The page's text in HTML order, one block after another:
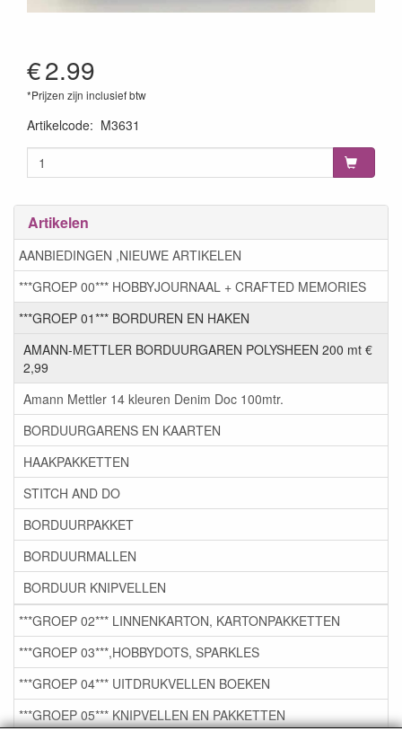
€2.99
*Prijzen zijn inclusief btw
Artikelcode: M3631
Artikelen
AANBIEDINGEN ,NIEUWE ARTIKELEN
***GROEP 00*** HOBBYJOURNAAL + CRAFTED MEMORIES
***GROEP 01*** BORDUREN EN HAKEN
AMANN-METTLER BORDUURGAREN POLYSHEEN 200 mt €
2,99
Amann Mettler 14 kleuren Denim Doc 100mtr.
BORDUURGARENS EN KAARTEN
HAAKPAKKETTEN
STITCH AND DO
BORDUURPAKKET
BORDUURMALLEN
BORDUUR KNIPVELLEN
***GROEP 02*** LINNENKARTON, KARTONPAKKETTEN
***GROEP 03***,HOBBYDOTS, SPARKLES
***GROEP 04*** UITDRUKVELLEN BOEKEN
***GROEP 05*** KNIPVELLEN EN PAKKETTEN